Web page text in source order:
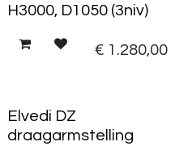
H3000, D1050 (3niv)
€ 1.280,00
Elvedi DZ
draagarmstelling